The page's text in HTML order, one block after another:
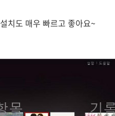
치도 매우 빠르고 좋아요~